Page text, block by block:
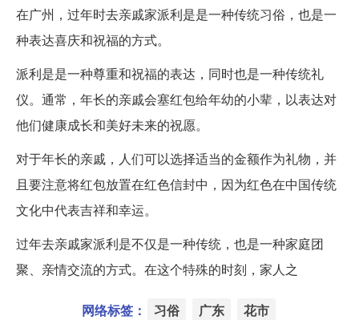
在广州，过年时去亲戚家派利是是一种传统习俗，也是一
种表达喜庆和祝福的方式。
派利是是一种尊重和祝福的表达，同时也是一种传统礼
仪。通常，年长的亲戚会塞红包给年幼的小辈，以表达对
他们健康成长和美好未来的祝愿。
对于年长的亲戚，人们可以选择适当的金额作为礼物，并
且要注意将红包放置在红色信封中，因为红色在中国传统
文化中代表吉祥和幸运。
过年去亲戚家派利是不仅是一种传统，也是一种家庭团
聚、亲情交流的方式。在这个特殊的时刻，家人之
网络标签： 习俗 广东 花市